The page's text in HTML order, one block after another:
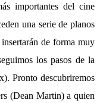
importantes del cine
una serie de planos
de forma muy
los pasos de la
Pronto descubriremos
(Dean Martin) a quien